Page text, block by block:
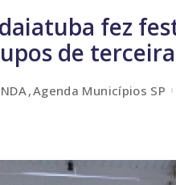
fez
de
Agenda Municípios SP